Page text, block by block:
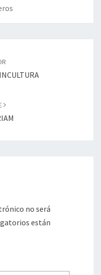
no será
están